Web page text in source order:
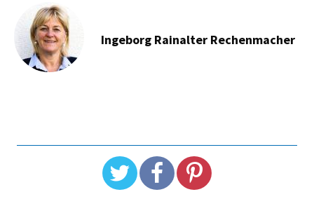
Ingeborg Rainalter Rechenmacher